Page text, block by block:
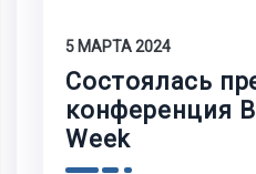
5 МАРТА 2024
Состоялась
конференция
Week